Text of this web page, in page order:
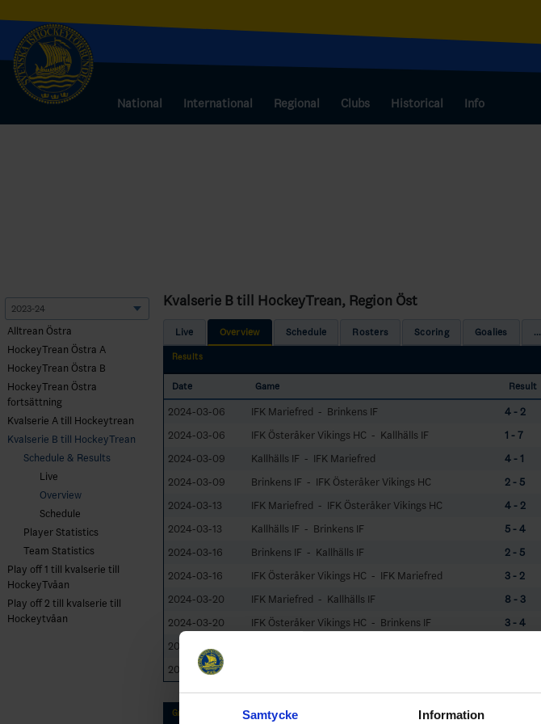
Samtycke Information
National International Regional Clubs Historical Info
Alltrean Östra
HockeyTrean Östra A
HockeyTrean Östra B
HockeyTrean Östra
fortsättning
Kvalserie A till Hockeytrean
Kvalserie B till HockeyTrean
Schedule & Results
Live
Overview
Schedule
Player Statistics
Team Statistics
Play off 1 till kvalserie till
HockeyTvåan
Play off 2 till kvalserie till
Hockeytvåan
Kvalserie B till HockeyTrean, Region Öst
Live Overview Schedule Rosters Scoring Goalies ...
Results
Date Game Result
2024-03-06 IFK Mariefred - Brinkens IF 4 - 2
2024-03-06
IFK Österåker Vikings HC - Kallhälls IF 1 - 7
2024-03-09
Kallhälls IF - IFK Mariefred 4 - 1
2024-03-09
Brinkens IF - IFK Österåker Vikings HC 2 - 5
2024-03-13
IFK Mariefred - IFK Österåker Vikings HC 4 - 2
2024-03-13
Kallhälls IF - Brinkens IF 5 - 4
2024-03-16
Brinkens IF - Kallhälls IF 2 - 5
2024-03-16
IFK Österåker Vikings HC - IFK Mariefred 3 - 2
2024-03-20
IFK Mariefred - Kallhälls IF 8 - 3
2024-03-20
IFK Österåker Vikings HC - Brinkens IF 3 - 4
2024-03-23
2024-03-23
Group Standings